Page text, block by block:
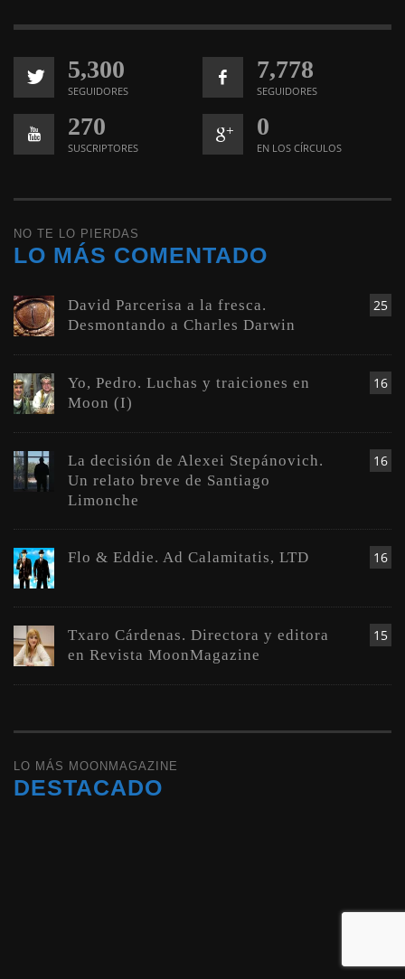
5,300
SEGUIDORES
7,778
SEGUIDORES
270
SUSCRIPTORES
0
EN LOS CÍRCULOS
NO TE LO PIERDAS
LO MÁS COMENTADO
25
David Parcerisa a la fresca.
Desmontando a Charles Darwin
16
Yo, Pedro. Luchas y traiciones en
Moon (I)
16
La decisión de Alexei Stepánovich.
Un relato breve de Santiago
Limonche
16
Flo & Eddie. Ad Calamitatis, LTD
15
Txaro Cárdenas. Directora y editora
en Revista MoonMagazine
LO MÁS MOONMAGAZINE
DESTACADO